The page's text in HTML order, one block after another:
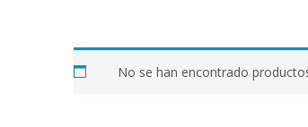
No se han encontrado